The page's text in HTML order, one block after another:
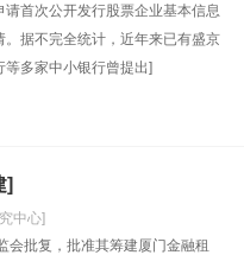
首次公开发行股票企业基本信息
。据不完全统计，近年来已有盛京
多家中小银行曾提出]
]
中心]
会批复，批准其筹建厦门金融租